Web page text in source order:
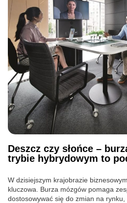
Deszcz czy słońce –
trybie hybrydowym to
W dzisiejszym krajobrazie
kluczowa. Burza mózgów pomaga
dostosowywać się do zmian na